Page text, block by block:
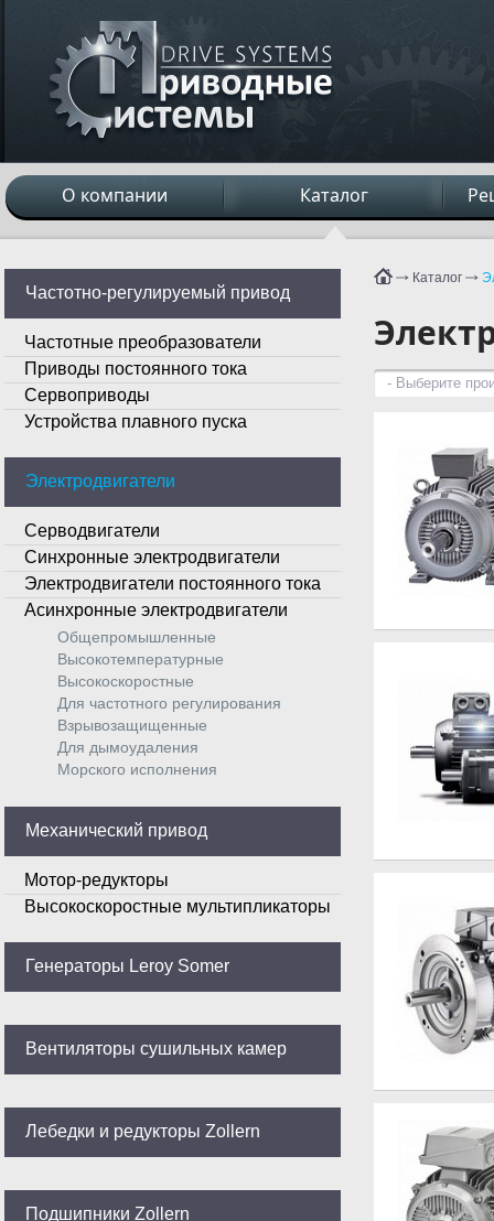
О компании Каталог
Каталог
- Выберите
Частотно-регулируемый привод
Частотные преобразователи
Приводы постоянного тока
Сервоприводы
Устройства плавного пуска
Электродвигатели
Серводвигатели
Синхронные электродвигатели
Электродвигатели постоянного тока
Асинхронные электродвигатели
Общепромышленные
Высокотемпературные
Высокоскоростные
Для частотного регулирования
Взрывозащищенные
Для дымоудаления
Морского исполнения
Механический привод
Мотор-редукторы
Высокоскоростные мультипликаторы
Генераторы Leroy Somer
Вентиляторы сушильных камер
Лебедки и редукторы Zollern
Подшипники Zollern